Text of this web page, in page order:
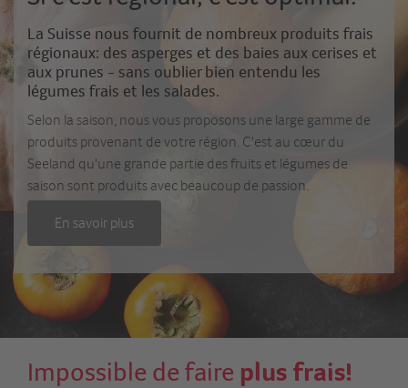
La Suisse nous fournit de nombreux produits frais
régionaux: des asperges et des baies aux cerises et
aux prunes - sans oublier bien entendu les
légumes frais et les salades.
Selon la saison, nous vous proposons une large gamme de
produits provenant de votre région. C'est au cœur du
Seeland qu'une grande partie des fruits et légumes de
saison sont produits avec beaucoup de passion.
En savoir plus
Impossible de faire plus frais!